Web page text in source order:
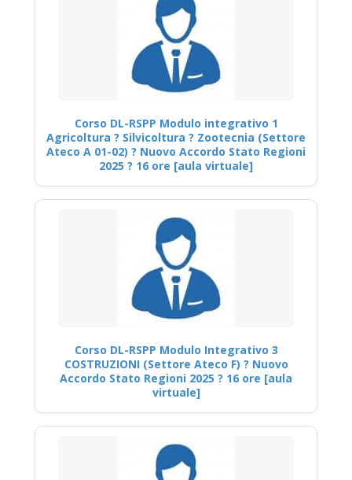
Corso DL-RSPP Modulo integrativo 1
Agricoltura ? Silvicoltura ? Zootecnia (Settore
Ateco A 01-02) ? Nuovo Accordo Stato Regioni
2025 ? 16 ore [aula virtuale]
Corso DL-RSPP Modulo Integrativo 3
COSTRUZIONI (Settore Ateco F) ? Nuovo
Accordo Stato Regioni 2025 ? 16 ore [aula
virtuale]